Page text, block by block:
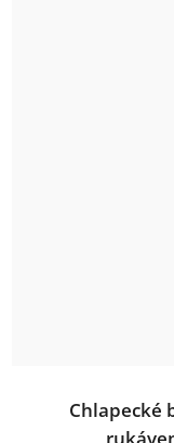
Chlapecké